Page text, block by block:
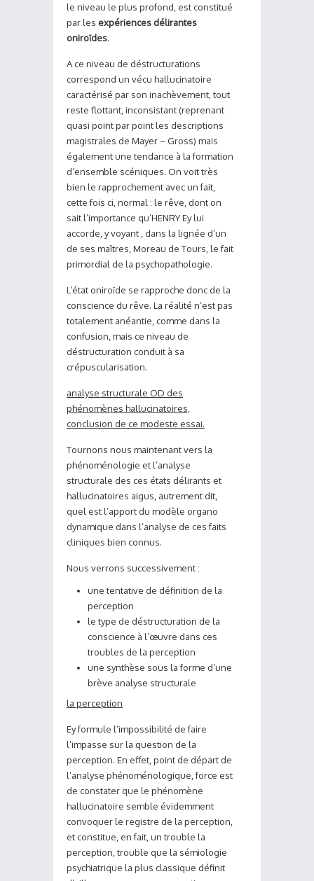
le niveau le plus profond, est constitué
par les expériences délirantes
oniroïdes.
A ce niveau de déstructurations
correspond un vécu hallucinatoire
caractérisé par son inachèvement, tout
reste flottant, inconsistant (reprenant
quasi point par point les descriptions
magistrales de Mayer – Gross) mais
également une tendance à la formation
d’ensemble scéniques. On voit très
bien le rapprochement avec un fait,
cette fois ci, normal : le rêve, dont on
sait l’importance qu’HENRY Ey lui
accorde, y voyant , dans la lignée d’un
de ses maîtres, Moreau de Tours, le fait
primordial de la psychopathologie.
L’état oniroïde se rapproche donc de la
conscience du rêve. La réalité n’est pas
totalement anéantie, comme dans la
confusion, mais ce niveau de
déstructuration conduit à sa
crépuscularisation.
analyse structurale OD des
phénomènes hallucinatoires,
conclusion de ce modeste essai.
Tournons nous maintenant vers la
phénoménologie et l’analyse
structurale des ces états délirants et
hallucinatoires aigus, autrement dit,
quel est l’apport du modèle organo
dynamique dans l’analyse de ces faits
cliniques bien connus.
Nous verrons successivement :
une tentative de définition de la
perception
le type de déstructuration de la
conscience à l’œuvre dans ces
troubles de la perception
une synthèse sous la forme d’une
brève analyse structurale
la perception
Ey formule l’impossibilité de faire
l’impasse sur la question de la
perception. En effet, point de départ de
l’analyse phénoménologique, force est
de constater que le phénomène
hallucinatoire semble évidemment
convoquer le registre de la perception,
et constitue, en fait, un trouble la
perception, trouble que la sémiologie
psychiatrique la plus classique définit